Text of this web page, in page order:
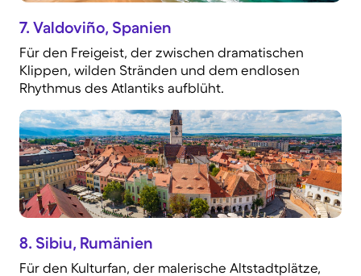
7. Valdoviño, Spanien
Für den Freigeist, der zwischen dramatischen
Klippen, wilden Stränden und dem endlosen
Rhythmus des Atlantiks aufblüht.
8. Sibiu, Rumänien
Für den Kulturfan, der malerische Altstadtplätze,